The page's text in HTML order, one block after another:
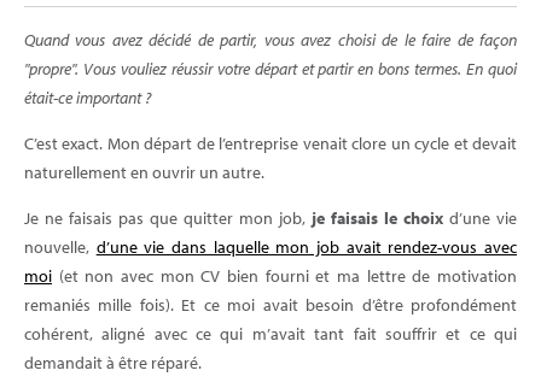
Quand vous avez décidé de partir, vous avez choisi de le faire de façon
"propre". Vous vouliez réussir votre départ et partir en bons termes. En quoi
était-ce important ?
C’est exact. Mon départ de l’entreprise venait clore un cycle et devait
naturellement en ouvrir un autre.
Je ne faisais pas que quitter mon job, je faisais le choix d’une vie
nouvelle, d’une vie dans laquelle mon job avait rendez-vous avec
moi (et non avec mon CV bien fourni et ma lettre de motivation
remaniés mille fois). Et ce moi avait besoin d’être profondément
cohérent, aligné avec ce qui m’avait tant fait souffrir et ce qui
demandait à être réparé.